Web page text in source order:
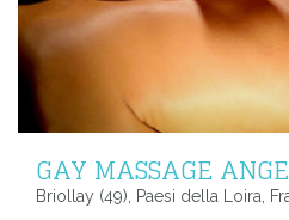
GAY MASSAGE
Briollay (49), Paesi della Loira,